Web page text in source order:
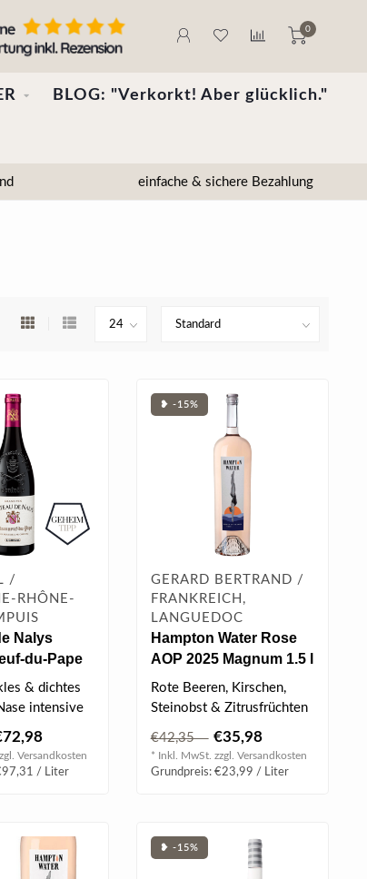
0
BLOG: "Verkorkt! Aber glücklich."
einfache & sichere Bezahlung
/
RHÔNE-
Nalys
du-Pape
Rouge
& dichtes
intensive
Versandkosten
/ Liter
❥ -15%
GERARD BERTRAND /
FRANKREICH,
LANGUEDOC
Hampton Water Rose
AOP 2025 Magnum 1.5 l
Rote Beeren, Kirschen,
Steinobst & Zitrusfrüchten
Noten..
€42,35 €35,98
* Inkl. MwSt. zzgl. Versandkosten
Grundpreis: €23,99 / Liter
❥ -15%